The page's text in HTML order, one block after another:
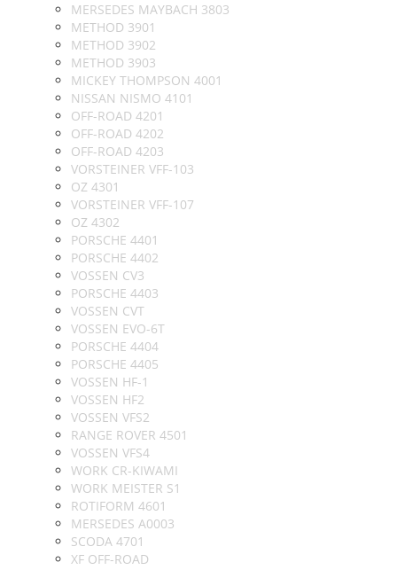
MERSEDES MAYBACH 3803
METHOD 3901
METHOD 3902
METHOD 3903
MICKEY THOMPSON 4001
NISSAN NISMO 4101
OFF-ROAD 4201
OFF-ROAD 4202
OFF-ROAD 4203
VORSTEINER VFF-103
OZ 4301
VORSTEINER VFF-107
OZ 4302
PORSCHE 4401
PORSCHE 4402
VOSSEN CV3
PORSCHE 4403
VOSSEN CVT
VOSSEN EVO-6T
PORSCHE 4404
PORSCHE 4405
VOSSEN HF-1
VOSSEN HF2
VOSSEN VFS2
RANGE ROVER 4501
VOSSEN VFS4
WORK CR-KIWAMI
WORK MEISTER S1
ROTIFORM 4601
MERSEDES A0003
SCODA 4701
XF OFF-ROAD